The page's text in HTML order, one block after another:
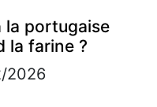
la portugaise
la farine ?
2026